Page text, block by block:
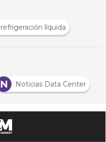
refrigeración líquida
N Noticias Data Center